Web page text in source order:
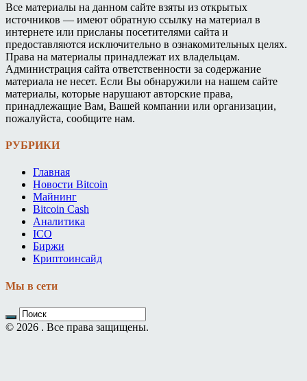
Все материалы на данном сайте взяты из открытых
источников — имеют обратную ссылку на материал в
интернете или присланы посетителями сайта и
предоставляются исключительно в ознакомительных целях.
Права на материалы принадлежат их владельцам.
Администрация сайта ответственности за содержание
материала не несет. Если Вы обнаружили на нашем сайте
материалы, которые нарушают авторские права,
принадлежащие Вам, Вашей компании или организации,
пожалуйста, сообщите нам.
РУБРИКИ
Главная
Новости Bitcoin
Майнинг
Bitcoin Cash
Аналитика
ICO
Биржи
Криптоинсайд
Мы в сети
© 2026 . Все права защищены.